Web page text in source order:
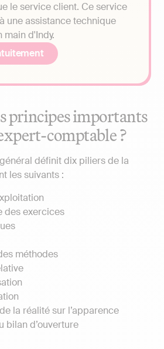
le service client. Ce service
une assistance technique
main d'Indy.
principes importants
comptable ?
définit dix piliers de la
les suivants :
des exercices
méthodes
la réalité sur l’apparence
bilan d’ouverture